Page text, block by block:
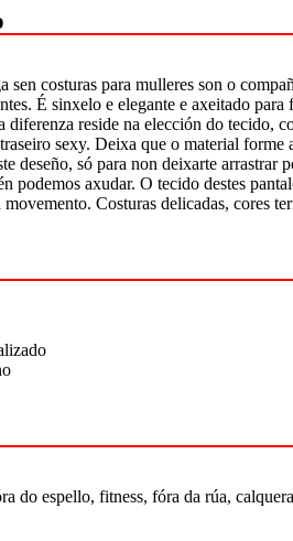
sen costuras para mulleres son o
É sinxelo e elegante e axeitado
diferenza reside na elección do tecido,
sexy. Deixa que o material
deseño, só para non deixarte
podemos axudar. O tecido destes
Costuras delicadas, cores
do espello, fitness, fóra da rúa,